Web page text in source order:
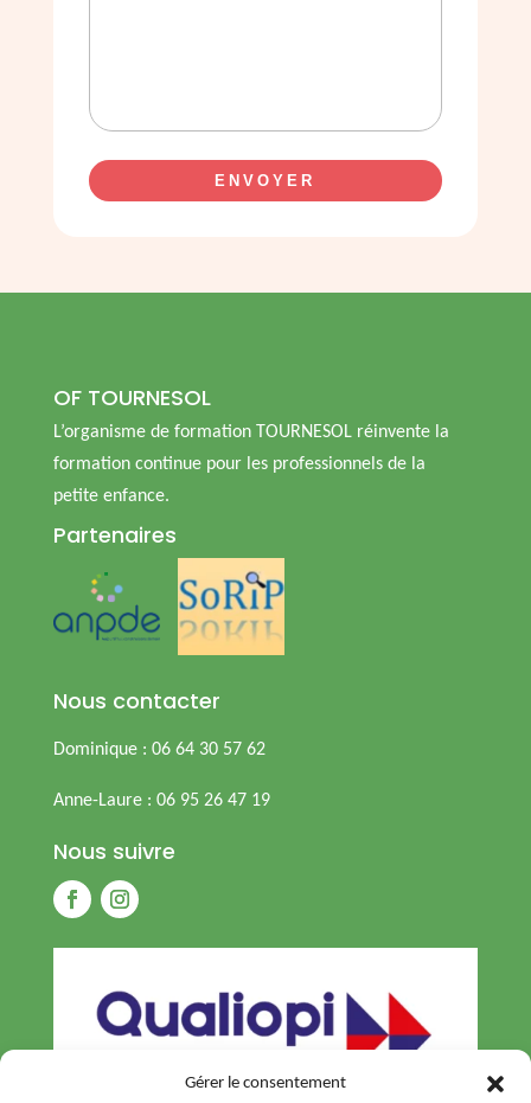
Gérer le consentement
OF TOURNESOL
L’organisme de formation TOURNESOL réinvente la
formation continue pour les professionnels de la
petite enfance.
Partenaires
Nous contacter
Dominique : 06 64 30 57 62
Anne-Laure : 06 95 26 47 19
Nous suivre